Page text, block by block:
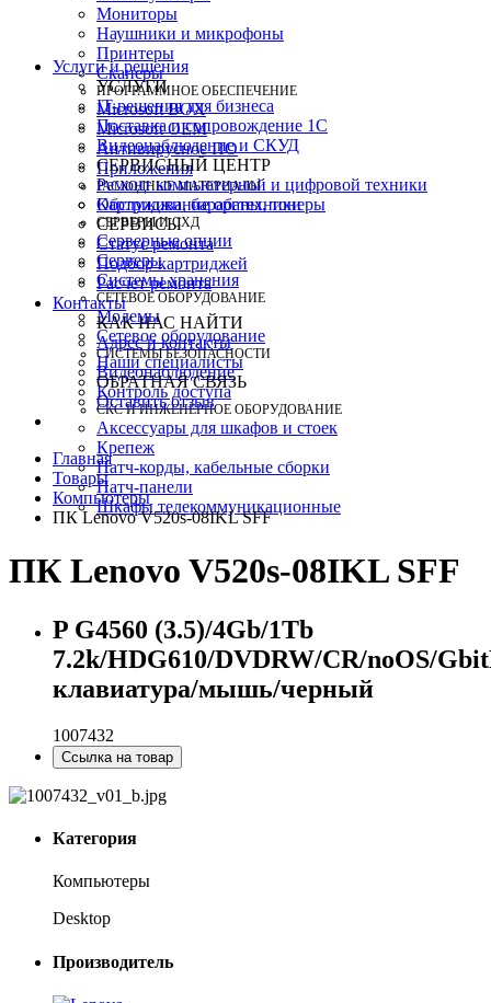
Мониторы
Наушники и микрофоны
Принтеры
Сканеры
ПРОГРАММНОЕ ОБЕСПЕЧЕНИЕ
Microsoft BOX
Microsoft OEM
Антивирусное ПО
Приложения
РАСХОДНЫЕ МАТЕРИАЛЫ
Картриджи, барабаны, тонеры
СЕРВЕРЫ И СХД
Серверные опции
Серверы
Системы хранения
СЕТЕВОЕ ОБОРУДОВАНИЕ
Модемы
Сетевое оборудование
СИСТЕМЫ БЕЗОПАСНОСТИ
Видеонаблюдение
Контроль доступа
СКС И ИНЖЕНЕРНОЕ ОБОРУДОВАНИЕ
Аксессуары для шкафов и стоек
Крепеж
Патч-корды, кабельные сборки
Патч-панели
Шкафы телекоммуникационные
Услуги и решения
УСЛУГИ
IT-решения для бизнеса
Поставка и сопровождение 1C
Видеонаблюдение и СКУД
СЕРВИСНЫЙ ЦЕНТР
Ремонт компьютерной и цифровой техники
Обслуживание оргтехники
СЕРВИСЫ
Статус ремонта
Подбор картриджей
Расчет ремонта
Контакты
КАК НАС НАЙТИ
Адрес и контакты
Наши специалисты
ОБРАТНАЯ СВЯЗЬ
Оставить отзыв
Главная
Товары
Компьютеры
ПК Lenovo V520s-08IKL SFF
ПК Lenovo V520s-08IKL SFF
P G4560 (3.5)/4Gb/1Tb
7.2k/HDG610/DVDRW/CR/noOS/
клавиатура/мышь/черный
1007432
Ссылка на товар
Категория
Компьютеры
Desktop
Производитель